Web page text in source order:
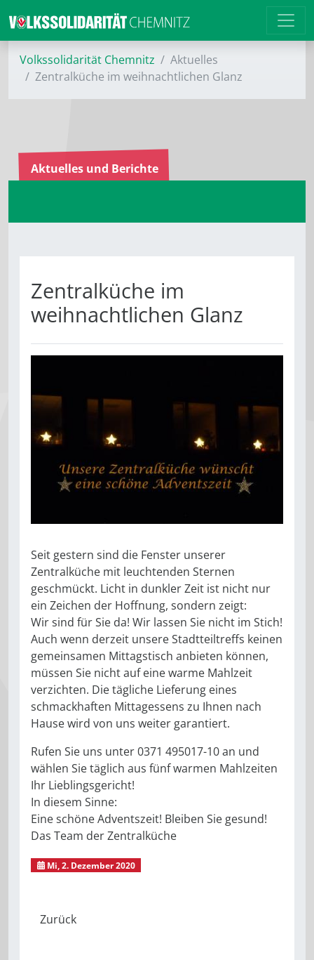
Volkssolidarität Chemnitz
Aktuelles
Zentralküche im weihnachtlichen Glanz
Aktuelles und Berichte
Zentralküche im
weihnachtlichen Glanz
Seit gestern sind die Fenster unserer
Zentralküche mit leuchtenden Sternen
geschmückt. Licht in dunkler Zeit ist nicht nur
ein Zeichen der Hoffnung, sondern zeigt:
Wir sind für Sie da! Wir lassen Sie nicht im Stich!
Auch wenn derzeit unsere Stadtteiltreffs keinen
gemeinsamen Mittagstisch anbieten können,
müssen Sie nicht auf eine warme Mahlzeit
verzichten. Die tägliche Lieferung eines
schmackhaften Mittagessens zu Ihnen nach
Hause wird von uns weiter garantiert.
Rufen Sie uns unter 0371 495017-10 an und
wählen Sie täglich aus fünf warmen Mahlzeiten
Ihr Lieblingsgericht!
In diesem Sinne:
Eine schöne Adventszeit! Bleiben Sie gesund!
Das Team der Zentralküche
Mi, 2. Dezember 2020